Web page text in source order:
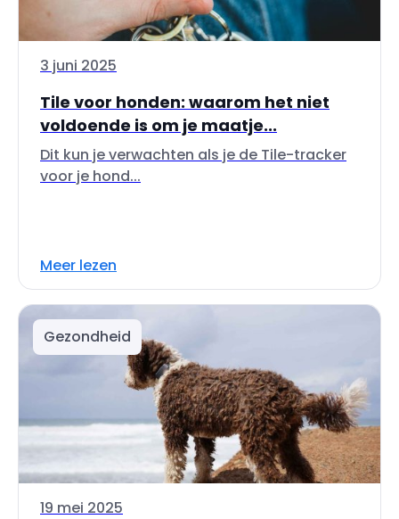
3 juni 2025
Tile voor honden: waarom het niet
voldoende is om je maatje...
Dit kun je verwachten als je de Tile-tracker
voor je hond...
Meer lezen
Gezondheid
19 mei 2025